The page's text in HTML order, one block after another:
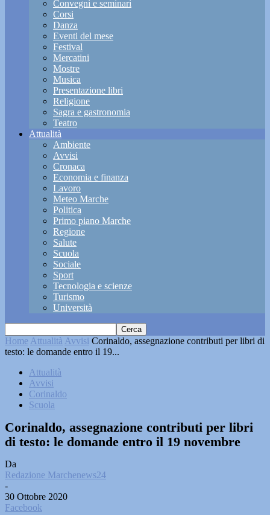
Convegni e seminari
Corsi
Danza
Eventi del mese
Festival
Mercatini
Mostre
Musica
Presentazione libri
Religione
Sagra e gastronomia
Teatro
Attualità
Ambiente
Avvisi
Cronaca
Economia e finanza
Lavoro
Meteo Marche
Politica
Primo piano Marche
Regione
Salute
Scuola
Sociale
Sport
Tecnologia e scienze
Turismo
Università
Home Attualità Avvisi Corinaldo, assegnazione contributi per libri di
testo: le domande entro il 19...
Attualità
Avvisi
Corinaldo
Scuola
Corinaldo, assegnazione contributi per libri
di testo: le domande entro il 19 novembre
Da
Redazione Marchenews24
-
30 Ottobre 2020
Facebook